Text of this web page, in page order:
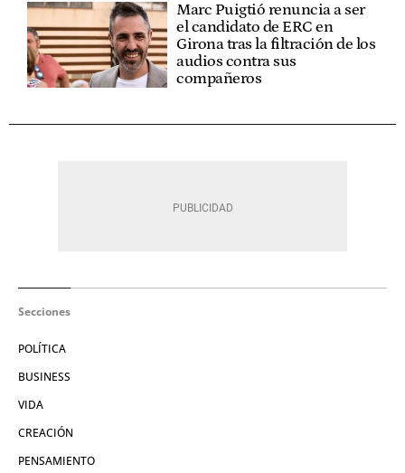
Marc Puigtió renuncia a ser
el candidato de ERC en
Girona tras la filtración de los
audios contra sus
compañeros
Secciones
POLÍTICA
BUSINESS
VIDA
CREACIÓN
PENSAMIENTO